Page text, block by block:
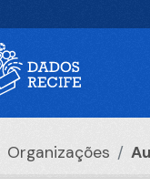
Organizações